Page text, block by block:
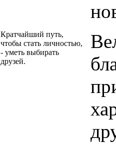
Кратчайший путь,
чтобы стать личностью,
- уметь выбирать
друзей.